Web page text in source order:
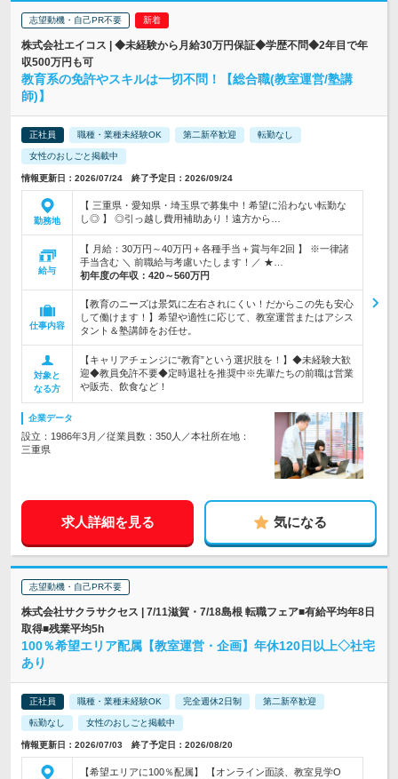
志望動機・自己PR不要
株式会社エイコス | ◆未経験から月給30万円保証◆学歴不問◆2年目で年
収500万円も可
教育系の免許やスキルは一切不問！【総合職(教室運営/塾講
師)】
正社員 職種・業種未経験OK 第二新卒歓迎 転勤なし
女性のおしごと掲載中
情報更新日：2026/07/24 終了予定日：2026/09/24
勤務地
【 三重県・愛知県・埼玉県で募集中！希望に沿わない転勤な
し◎ 】 ◎引っ越し費用補助あり！遠方から…
給与
【 月給：30万円～40万円＋各種手当＋賞与年2回 】 ※一律諸
手当含む ＼ 前職給与考慮いたします！／ ★…
初年度の年収： 420～560万円
仕事内容
【教育のニーズは景気に左右されにくい！だからこの先も安心
して働けます！】希望や適性に応じて、教室運営またはアシス
タント＆塾講師をお任せ。
対象と
なる方
【キャリアチェンジに“教育”という選択肢を！】◆未経験大歓
迎◆教員免許不要◆定時退社を推奨中※先輩たちの前職は営業
や販売、飲食など！
企業データ
設立：1986年3月／従業員数：350人／本社所在地：
三重県
求人詳細を見る 気になる
志望動機・自己PR不要
株式会社サクラサクセス | 7/11滋賀・7/18島根 転職フェア■有給平均年8日
取得■残業平均5h
100％希望エリア配属【教室運営・企画】年休120日以上◇社宅
あり
正社員 職種・業種未経験OK 完全週休2日制 第二新卒歓迎
転勤なし 女性のおしごと掲載中
情報更新日：2026/07/03 終了予定日：2026/08/20
【希望エリアに100％配属】 【オンライン面談、教室見学O